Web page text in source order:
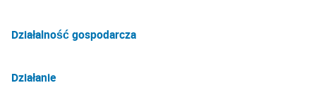
Działalność gospodarcza
Działanie